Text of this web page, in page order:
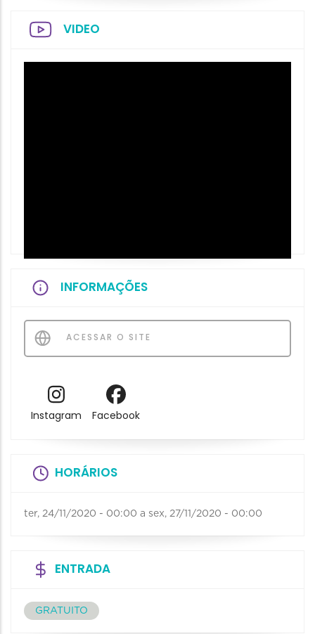
VIDEO
INFORMAÇÕES
ACESSAR O SITE
Instagram Facebook
HORÁRIOS
ter, 24/11/2020 - 00:00 a sex, 27/11/2020 - 00:00
ENTRADA
GRATUITO